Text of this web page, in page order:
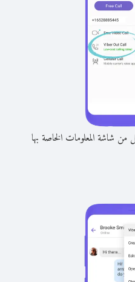
شاشة المعلومات الخاصة بها